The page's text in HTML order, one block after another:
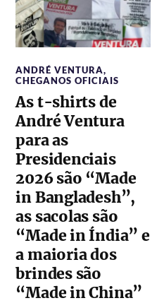
ANDRÉ VENTURA,
CHEGANOS OFICIAIS
As t-shirts de
André Ventura
para as
Presidenciais
2026 são “Made
in Bangladesh”,
as sacolas são
“Made in Índia” e
a maioria dos
brindes são
“Made in China”